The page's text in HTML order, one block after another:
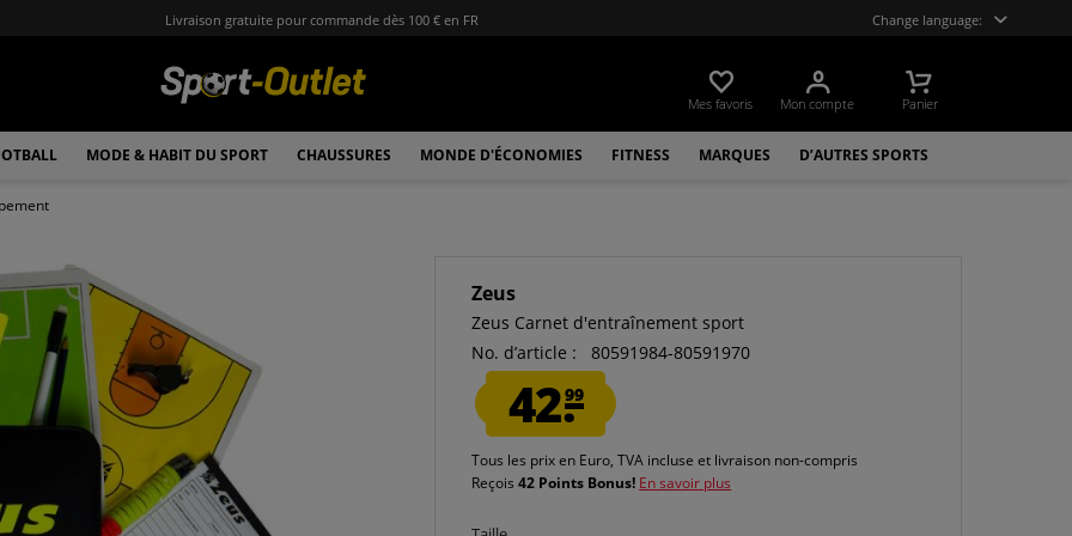
Livraison gratuite pour commande dès 100 € en FR Change language:
Mes favoris Mon compte Panier
MODE & HABIT DU SPORT CHAUSSURES MONDE D'ÉCONOMIES FITNESS MARQUES D’AUTRES SPORTS
Zeus
Zeus Carnet d'entraînement sport
No. d’article :
80591984-80591970
42.99
Tous les prix en Euro, TVA incluse et livraison non-compris
Reçois42 Points Bonus! En savoir plus